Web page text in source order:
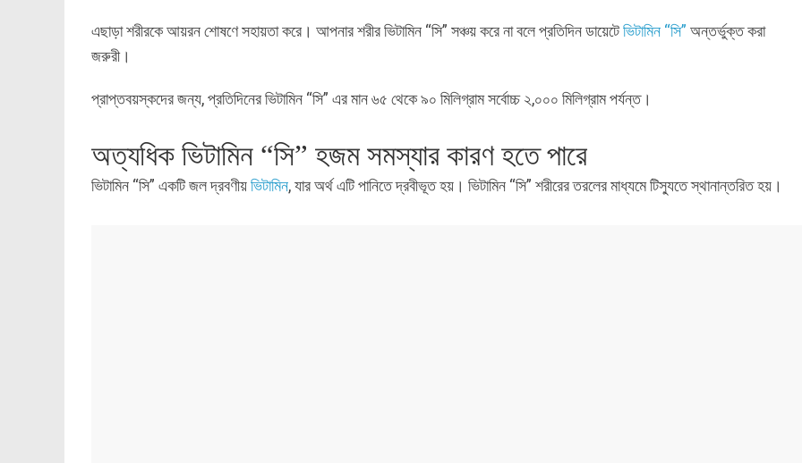
এছাড়া শরীরকে আয়রন শোষণে সহায়তা করে। আপনার শরীর ভিটামিন “সি” সঞ্চয় করে না বলে প্রতিদিন ডায়েটেভিটামিন “সি” অন্তর্ভুক্ত করা
জরুরী।
প্রাপ্তবয়স্কদের জন্য, প্রতিদিনের ভিটামিন “সি” এর মান ৬৫ থেকে ৯০ মিলিগ্রাম সর্বোচ্চ ২,০০০ মিলিগ্রাম পর্যন্ত।
অত্যধিক ভিটামিন “সি” হজম সমস্যার কারণ হতে পারে
ভিটামিন “সি” একটি জল দ্রবণীয়ভিটামিন, যার অর্থ এটি পানিতে দ্রবীভূত হয়। ভিটামিন “সি” শরীরের তরলের মাধ্যমে টিস্যুতে স্থানান্তরিত হয়।